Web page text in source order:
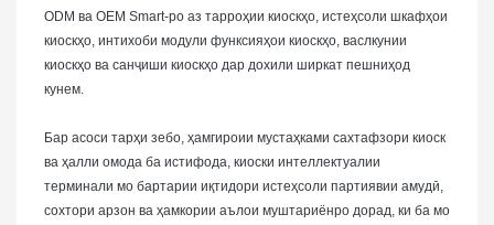
ODM ва OEM Smart-ро аз тарроҳии киоскҳо, истеҳсоли шкафҳои
киоскҳо, интихоби модули функсияҳои киоскҳо, васлкунии
киоскҳо ва санҷиши киоскҳо дар дохили ширкат пешниҳод
кунем.
Бар асоси тарҳи зебо, ҳамгироии мустаҳками сахтафзори киоск
ва ҳалли омода ба истифода, киоски интеллектуалии
терминали мо бартарии иқтидори истеҳсоли партиявии амудӣ,
сохтори арзон ва ҳамкории аълои муштариёнро дорад, ки ба мо